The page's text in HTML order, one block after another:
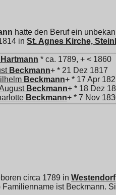
hatte den Beruf ein
in St. Agnes Kirche,
Hartmann * ca. 1789, + < 1860
Beckmann+ * 21 Dez 1817
Beckmann+ * 17 Apr
Beckmann+ * 18 Dez
Beckmann+ * 7 Nov
circa 1789 in Westendorf
Familienname ist Beckmann.